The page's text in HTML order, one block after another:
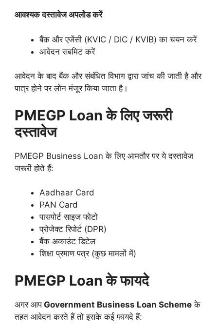
आवश्यक दस्तावेज अपलोड करें
बैंक और एजेंसी (KVIC / DIC / KVIB) का चयन करें
आवेदन सबमिट करें
आवेदन के बाद बैंक और संबंधित विभाग द्वारा जांच की जाती है और
पात्र होने पर लोन मंजूर किया जाता है।
PMEGP Loan के लिए जरूरी
दस्तावेज
PMEGP Business Loan के लिए आमतौर पर ये दस्तावेज
जरूरी होते हैं:
Aadhaar Card
PAN Card
पासपोर्ट साइज फोटो
प्रोजेक्ट रिपोर्ट (DPR)
बैंक अकाउंट डिटेल
शिक्षा प्रमाण पत्र (कुछ मामलों में)
PMEGP Loan के फायदे
अगर आपGovernment Business Loan Scheme के
तहत आवेदन करते हैं तो इसके कई फायदे हैं: